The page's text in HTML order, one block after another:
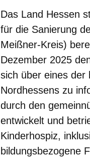
Das Land Hessen
für die Sanierung
Meißner-Kreis)
Dezember 2025
sich über eines der
Nordhessens zu
durch den
entwickelt und
Kinderhospiz,
bildungsbezogene